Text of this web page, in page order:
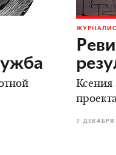
Ксения
7 ДЕКАБРЯ